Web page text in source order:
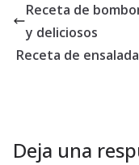
Receta de
y deliciosos
Receta de
Deja una